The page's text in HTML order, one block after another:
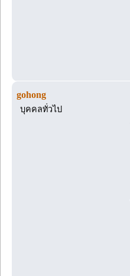
gohong
บุคคลทั่วไป